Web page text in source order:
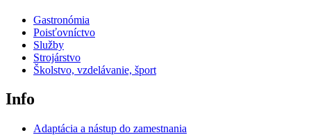
Gastronómia
Poisťovníctvo
Služby
Strojárstvo
Školstvo, vzdelávanie, šport
Info
Adaptácia a nástup do zamestnania